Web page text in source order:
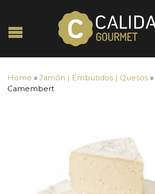
Home » Jamón | Embutidos | Quesos »
Camembert